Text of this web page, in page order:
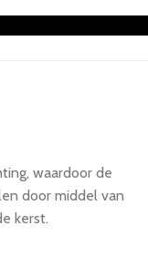
waardoor de
door middel van
kerst.